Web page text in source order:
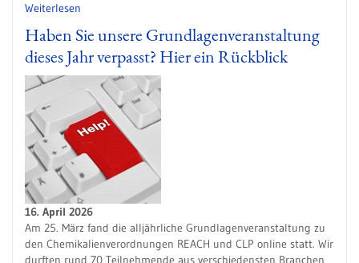
Weiterlesen
Haben Sie unsere Grundlagenveranstaltung
dieses Jahr verpasst? Hier ein Rückblick
16. April 2026
Am 25. März fand die alljährliche Grundlagenveranstaltung zu
den Chemikalienverordnungen REACH und CLP online statt. Wir
durften rund 70 Teilnehmende aus verschiedensten Branchen